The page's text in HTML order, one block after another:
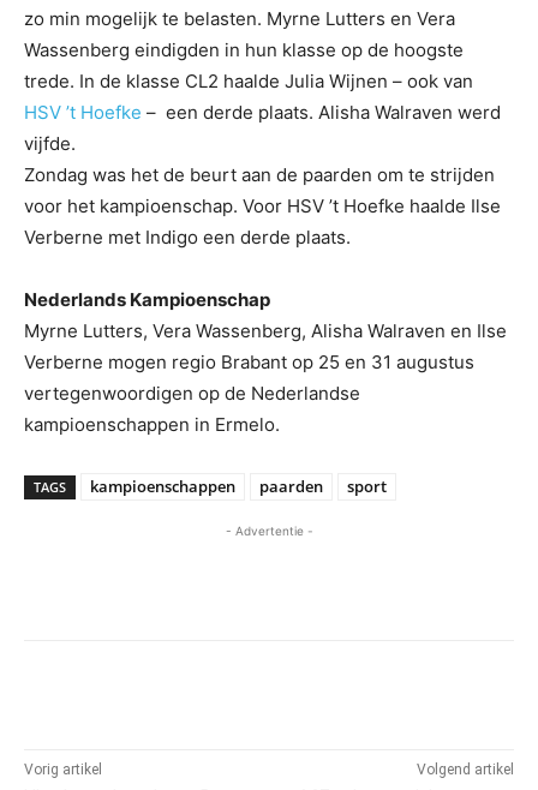
zo min mogelijk te belasten. Myrne Lutters en Vera
Wassenberg eindigden in hun klasse op de hoogste
trede. In de klasse CL2 haalde Julia Wijnen – ook van
HSV ’t Hoefke – een derde plaats. Alisha Walraven werd
vijfde.
Zondag was het de beurt aan de paarden om te strijden
voor het kampioenschap. Voor HSV ’t Hoefke haalde Ilse
Verberne met Indigo een derde plaats.
Nederlands Kampioenschap
Myrne Lutters, Vera Wassenberg, Alisha Walraven en Ilse
Verberne mogen regio Brabant op 25 en 31 augustus
vertegenwoordigen op de Nederlandse
kampioenschappen in Ermelo.
TAGS kampioenschappen paarden sport
- Advertentie -
Vorig artikel Volgend artikel